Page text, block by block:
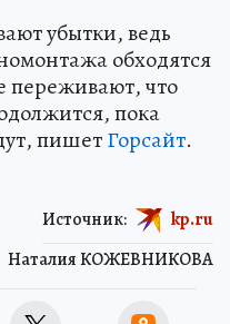
убытки, ведь
обходятся
переживают, что
пока
пишетГорсайт.
Наталия КОЖЕВНИКОВА
Источник: kp.ru